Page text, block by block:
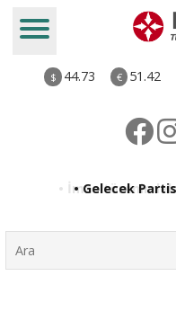
$ 44.73 € 51.42
• Gelecek